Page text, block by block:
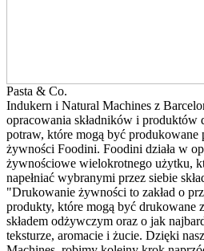
Pasta & Co.
Indukern i Natural Machines z
opracowania składników i produktów
potraw, które mogą być
żywności Foodini. Foodini działa w
żywnościowe wielokrotnego użytku,
napełniać wybranymi przez siebie
"Drukowanie żywności to zakład o
produkty, które mogą być drukowane
składem odżywczym oraz o jak
teksturze, aromacie i żucie. Dzięki